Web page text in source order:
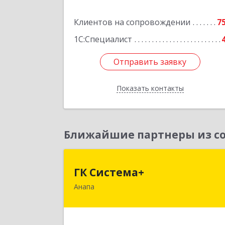
Клиентов на сопровождении
1С:Специалист
Отправить заявку
Показать контакты
Отправить заявку
Назад
Ближайшие партнеры из
ГК Система+
Анапа